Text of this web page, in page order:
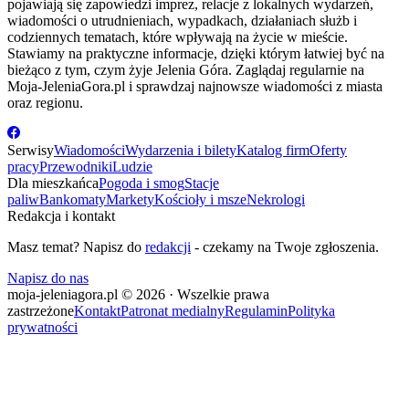
pojawiają się zapowiedzi imprez, relacje z lokalnych wydarzeń,
wiadomości o utrudnieniach, wypadkach, działaniach służb i
codziennych tematach, które wpływają na życie w mieście.
Stawiamy na praktyczne informacje, dzięki którym łatwiej być na
bieżąco z tym, czym żyje Jelenia Góra. Zaglądaj regularnie na
Moja-JeleniaGora.pl i sprawdzaj najnowsze wiadomości z miasta
oraz regionu.
SerwisyWiadomościWydarzenia i biletyKatalog firmOferty
pracyPrzewodnikiLudzie
Dla mieszkańcaPogoda i smogStacje
paliwBankomatyMarketyKościoły i mszeNekrologi
Redakcja i kontakt
Masz temat? Napisz do redakcji - czekamy na Twoje zgłoszenia.
Napisz do nas
moja-jeleniagora.pl © 2026 · Wszelkie prawa
zastrzeżoneKontaktPatronat medialnyRegulaminPolityka
prywatności